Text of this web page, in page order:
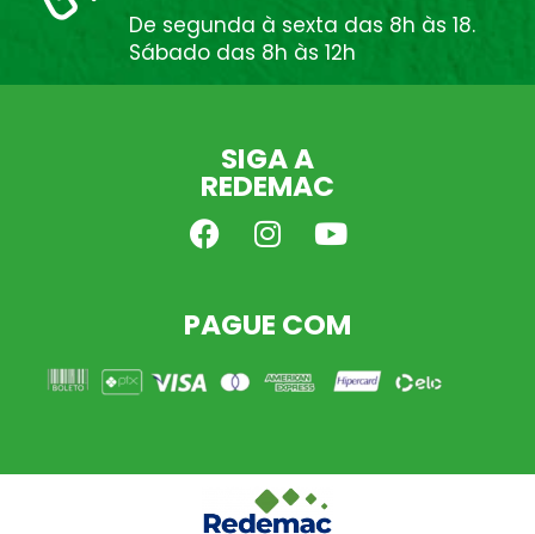
De segunda à sexta das 8h às 18.
Sábado das 8h às 12h
SIGA A
REDEMAC
PAGUE COM